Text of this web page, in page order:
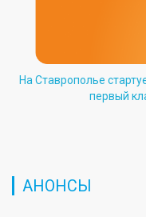
На Ставрополье
первый
АНОНСЫ